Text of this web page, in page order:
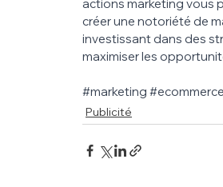
actions marketing vous
créer une notoriété de
investissant dans des
maximiser les
#marketing #ecommerce
Publicité